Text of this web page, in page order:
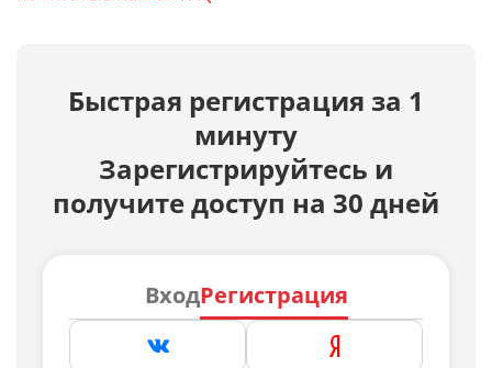
Быстрая регистрация за 1
минуту
Зарегистрируйтесь и
получите доступ на 30 дней
ВходРегистрация